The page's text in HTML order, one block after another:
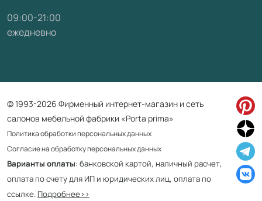
09:00-21:00
ежедневно
© 1993-2026 Фирменный интернет-магазин и сеть
салонов мебельной фабрики «Porta prima»
Политика обработки персональных данных
Согласие на обработку персональных данных
Варианты оплаты: банковской картой, наличный расчет,
оплата по счету для ИП и юридических лиц, оплата по
ссылке. Подробнее>>